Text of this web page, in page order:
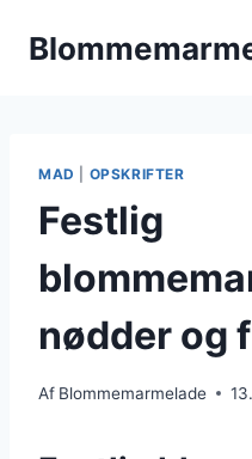
MAD OPSKRIFTER
Festlig
nødder og
Af Blommemarmelade